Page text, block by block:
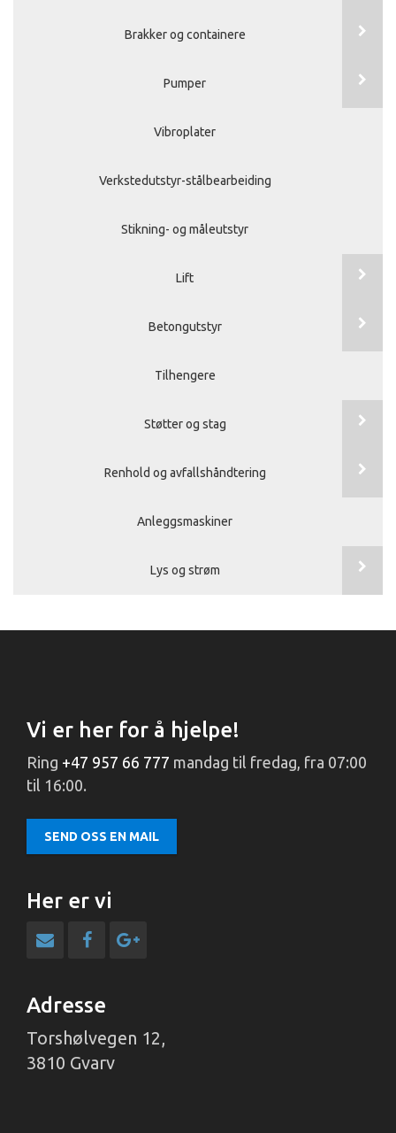
Brakker og containere
Pumper
Vibroplater
Verkstedutstyr-stålbearbeiding
Stikning- og måleutstyr
Lift
Betongutstyr
Tilhengere
Støtter og stag
Renhold og avfallshåndtering
Anleggsmaskiner
Lys og strøm
Vi er her for å hjelpe!
Ring +47 957 66 777 mandag til fredag, fra 07:00
til 16:00.
SEND OSS EN MAIL
Her er vi
Adresse
Torshølvegen 12,
3810 Gvarv